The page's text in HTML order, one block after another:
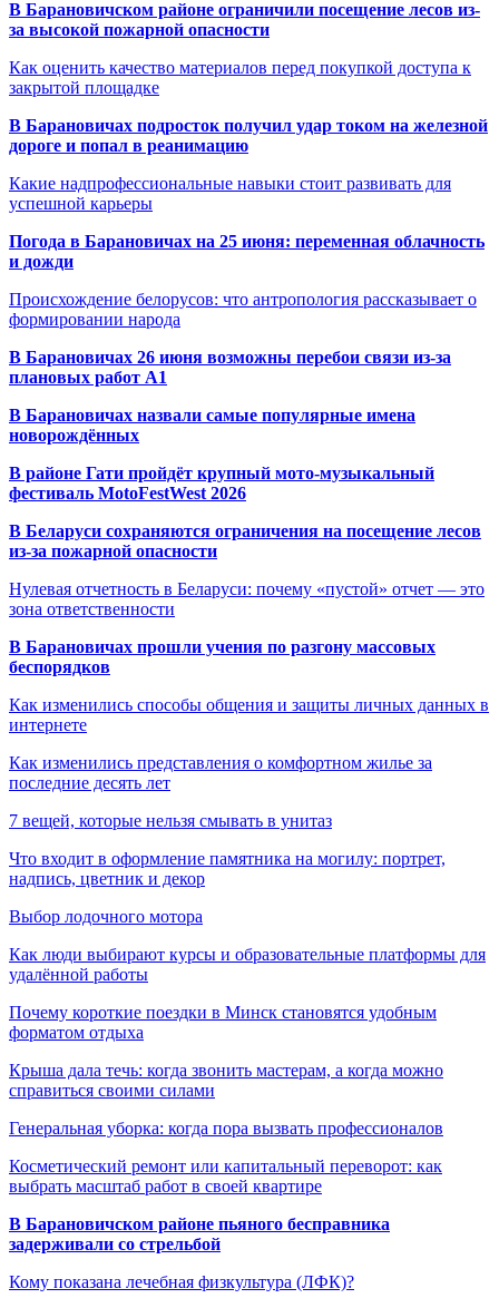
В Барановичском районе ограничили посещение лесов из-
за высокой пожарной опасности
Как оценить качество материалов перед покупкой доступа к
закрытой площадке
В Барановичах подросток получил удар током на железной
дороге и попал в реанимацию
Какие надпрофессиональные навыки стоит развивать для
успешной карьеры
Погода в Барановичах на 25 июня: переменная облачность
и дожди
Происхождение белорусов: что антропология рассказывает о
формировании народа
В Барановичах 26 июня возможны перебои связи из-за
плановых работ A1
В Барановичах назвали самые популярные имена
новорождённых
В районе Гати пройдёт крупный мото-музыкальный
фестиваль MotoFestWest 2026
В Беларуси сохраняются ограничения на посещение лесов
из-за пожарной опасности
Нулевая отчетность в Беларуси: почему «пустой» отчет — это
зона ответственности
В Барановичах прошли учения по разгону массовых
беспорядков
Как изменились способы общения и защиты личных данных в
интернете
Как изменились представления о комфортном жилье за
последние десять лет
7 вещей, которые нельзя смывать в унитаз
Что входит в оформление памятника на могилу: портрет,
надпись, цветник и декор
Выбор лодочного мотора
Как люди выбирают курсы и образовательные платформы для
удалённой работы
Почему короткие поездки в Минск становятся удобным
форматом отдыха
Крыша дала течь: когда звонить мастерам, а когда можно
справиться своими силами
Генеральная уборка: когда пора вызвать профессионалов
Косметический ремонт или капитальный переворот: как
выбрать масштаб работ в своей квартире
В Барановичском районе пьяного бесправника
задерживали со стрельбой
Кому показана лечебная физкультура (ЛФК)?